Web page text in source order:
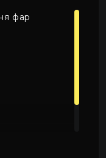
фар